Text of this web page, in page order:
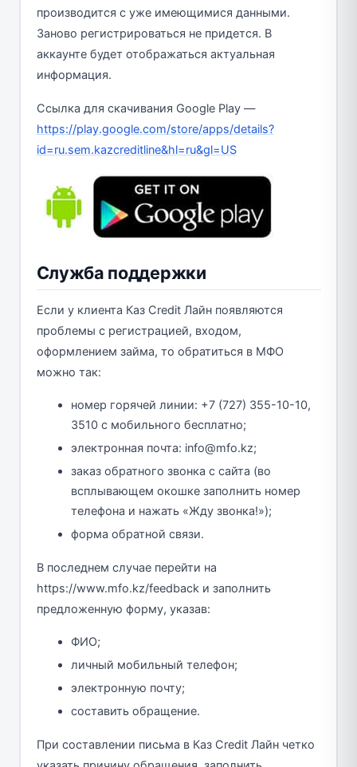
производится с уже имеющимися данными.
Заново регистрироваться не придется. В
аккаунте будет отображаться актуальная
информация.
Ссылка для скачивания Google Play —
https://play.google.com/store/apps/details?
id=ru.sem.kazcreditline&hl=ru&gl=US
Служба поддержки
Если у клиента Каз Credit Лайн появляются
проблемы с регистрацией, входом,
оформлением займа, то обратиться в МФО
можно так:
номер горячей линии: +7 (727) 355-10-10,
3510 с мобильного бесплатно;
электронная почта: info@mfo.kz;
заказ обратного звонка с сайта (во
всплывающем окошке заполнить номер
телефона и нажать «Жду звонка!»);
форма обратной связи.
В последнем случае перейти на
https://www.mfo.kz/feedback и заполнить
предложенную форму, указав:
ФИО;
личный мобильный телефон;
электронную почту;
составить обращение.
При составлении письма в Каз Credit Лайн четко